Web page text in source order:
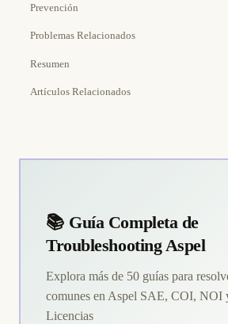
Prevención
Problemas Relacionados
Resumen
Artículos Relacionados
📚 Guía Completa de
Troubleshooting Aspel
Explora más de 50 guías para
comunes en Aspel SAE, COI, NOI
Licencias